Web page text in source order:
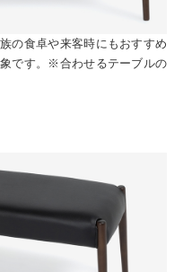
の食卓や来客時にもおすすめ
です。※合わせるテーブルの